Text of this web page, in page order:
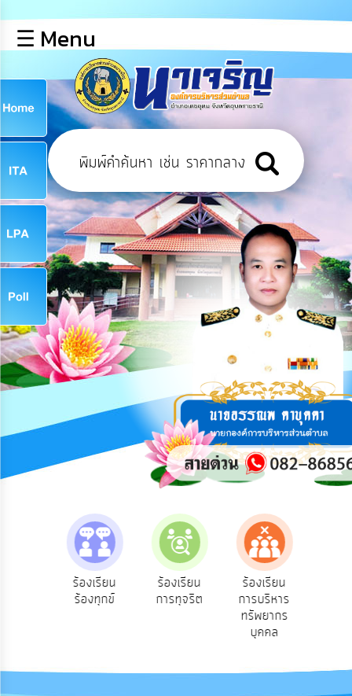
หลัก
ข้อมูล
พื้น
ฐาน
บุคลากร
ข่าว
ประชาสัมพันธ์
การ
เผย
ข้อมูล
สาธารณะ
OIT
การ
ปฏิสัมพันธ์
ฟัง
ความ
ยุทธศาสตร์/
ทรัพยากร
☰ Menu
ร้องเรียน
ร้องทุกข์
ร้องเรียน
การทุจริต
ร้องเรียน
การบริหาร
ทรัพยากร
บุคคล